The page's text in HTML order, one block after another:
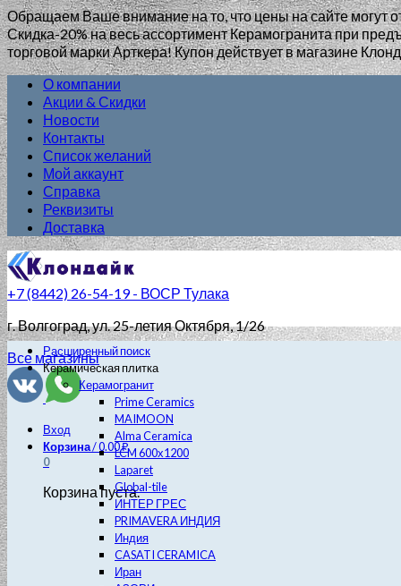
Обращаем Ваше внимание на то, что цены на сайте могут
Скидка-20% на весь ассортимент Керамогранита при
торговой марки Арткера! Купон действует в магазине
О компании
Акции & Скидки
Новости
Контакты
Список желаний
Мой аккаунт
Справка
Реквизиты
Доставка
+7 (8442) 26-54-19 - ВОСР Тулака
г. Волгоград, ул. 25-летия Октября, 1/26
Все магазины
Вход
Корзина/0.00₽
0
Корзина пуста.
Расширенный поиск
Керамическая плитка
Керамогранит
Prime Ceramics
MAIMOON
Alma Ceramica
LCM 600х1200
Laparet
Global-tile
ИНТЕР ГРЕС
PRIMAVERA ИНДИЯ
Индия
CASATI CERAMICA
Иран